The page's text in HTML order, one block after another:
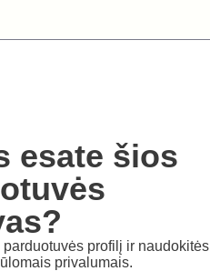
esate šios
parduotuvės profilį ir naudokitės
privalumais.